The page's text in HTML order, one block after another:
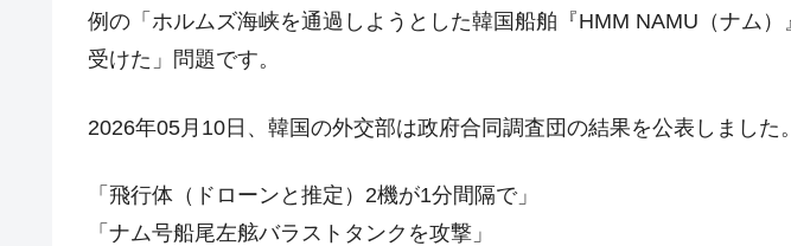
『Money1』 【米韓激突案件】韓国消費者院が『クーパン』1人当たり賠償10万ウ
『Money1』 韓国で猛暑。南東部では干ばつ
『Money1』
韓国政府『BYD』車への補助金を全廃 ⇒ 実は韓国で『BYD』車は売れ
1.9倍！
例の「ホルムズ海峡を通過しようとした韓国船舶『HMM NAMU（ナム
受けた」問題です。
2026年05月10日、韓国の外交部は政府合同調査団の結果を公表しました。
「飛行体（ドローンと推定）2機が1分間隔で」
「ナム号船尾左舷バラストタンクを攻撃」